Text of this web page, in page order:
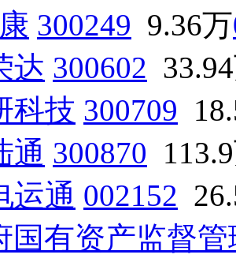
300249 9.36万
达 300602
科技 300709
通 300870
运通 002152
国有资产监督